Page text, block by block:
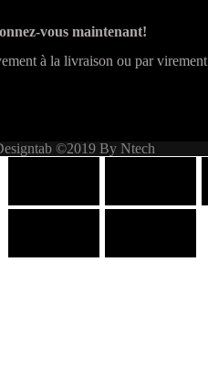
vous maintenant!
à la livraison ou par virement
©2019 By Ntech